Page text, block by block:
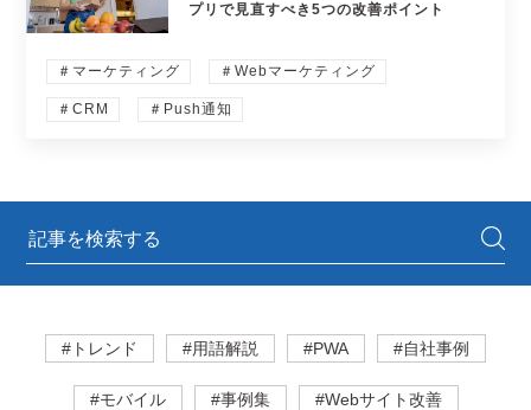
プリで見直すべき5つの改善ポイント
＃マーケティング ＃Webマーケティング
＃CRM ＃Push通知
#トレンド #用語解説 #PWA #自社事例
#モバイル #事例集 #Webサイト改善